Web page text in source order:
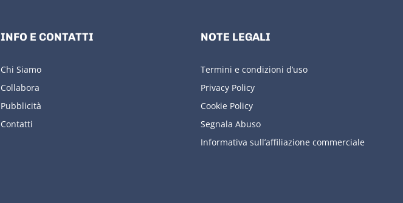
INFO E CONTATTI
Chi Siamo
Collabora
Pubblicità
Contatti
NOTE LEGALI
Termini e condizioni d’uso
Privacy Policy
Cookie Policy
Segnala Abuso
Informativa sull’affiliazione commerciale